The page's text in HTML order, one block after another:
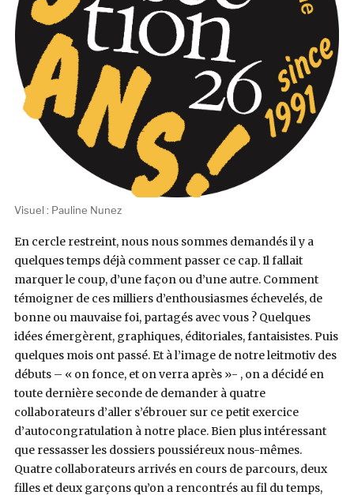
Visuel : Pauline Nunez
En cercle restreint, nous nous sommes demandés il y a
quelques temps déjà comment passer ce cap. Il fallait
marquer le coup, d’une façon ou d’une autre. Comment
témoigner de ces milliers d’enthousiasmes échevelés, de
bonne ou mauvaise foi, partagés avec vous ? Quelques
idées émergèrent, graphiques, éditoriales, fantaisistes. Puis
quelques mois ont passé. Et à l’image de notre leitmotiv des
débuts – « on fonce, et on verra après »- , on a décidé en
toute dernière seconde de demander à quatre
collaborateurs d’aller s’ébrouer sur ce petit exercice
d’autocongratulation à notre place. Bien plus intéressant
que ressasser les dossiers poussiéreux nous-mêmes.
Quatre collaborateurs arrivés en cours de parcours, deux
filles et deux garçons qu’on a rencontrés au fil du temps,